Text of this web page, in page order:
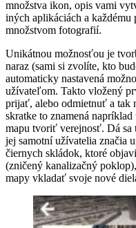
množstva ikon, opis vami
iných aplikáciách a
množstvom fotografií.
Unikátnou možnosťou je
naraz (sami si zvolíte, kto
automaticky nastavená
užívateľom. Takto vložený
prijať, alebo odmietnuť a tak
skratke to znamená
mapu tvoriť verejnosť. Dá
jej samotní užívatelia značia
čiernych skládok, ktoré
(zničený kanalizačný
mapy vkladať svoje nové